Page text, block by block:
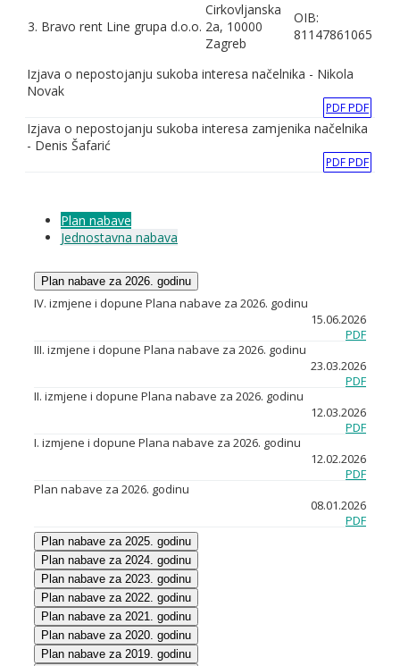
3. Bravo rent Line grupa d.o.o.
Cirkovljanska
2a, 10000
Zagreb
OIB:
81147861065
Izjava o nepostojanju sukoba interesa načelnika - Nikola
Novak
PDFPDF
Izjava o nepostojanju sukoba interesa zamjenika načelnika
- Denis Šafarić
PDFPDF
Plan nabave
Jednostavna nabava
Plan nabave za 2026. godinu
IV. izmjene i dopune Plana nabave za 2026. godinu
15.06.2026
PDF
III. izmjene i dopune Plana nabave za 2026. godinu
23.03.2026
PDF
II. izmjene i dopune Plana nabave za 2026. godinu
12.03.2026
PDF
I. izmjene i dopune Plana nabave za 2026. godinu
12.02.2026
PDF
Plan nabave za 2026. godinu
08.01.2026
PDF
Plan nabave za 2025. godinu
Plan nabave za 2024. godinu
Plan nabave za 2023. godinu
Plan nabave za 2022. godinu
Plan nabave za 2021. godinu
Plan nabave za 2020. godinu
Plan nabave za 2019. godinu